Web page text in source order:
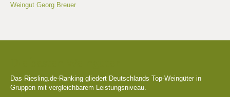
Weingut Georg Breuer
Das Riesling.de-Ranking gliedert Deutschlands Top-Weingüter in
Gruppen mit vergleichbarem Leistungsniveau.